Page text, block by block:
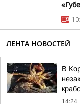
ЛЕНТА НОВОСТЕЙ
В
14:24